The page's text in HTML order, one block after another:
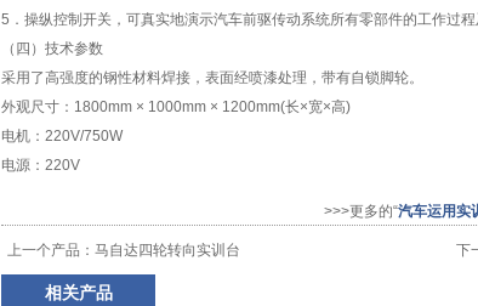
5．操纵控制开关，可真实地演示汽车前驱传动系统所有零部件的工作过
（四）技术参数
采用了高强度的钢性材料焊接，表面经喷漆处理，带有自锁脚轮。
外观尺寸：1800mm × 1000mm × 1200mm(长×宽×高)
电机：220V/750W
电源：220V
>>>更多的“汽车运用实
上一个产品： 马自达四轮转向实训台 下
相关产品